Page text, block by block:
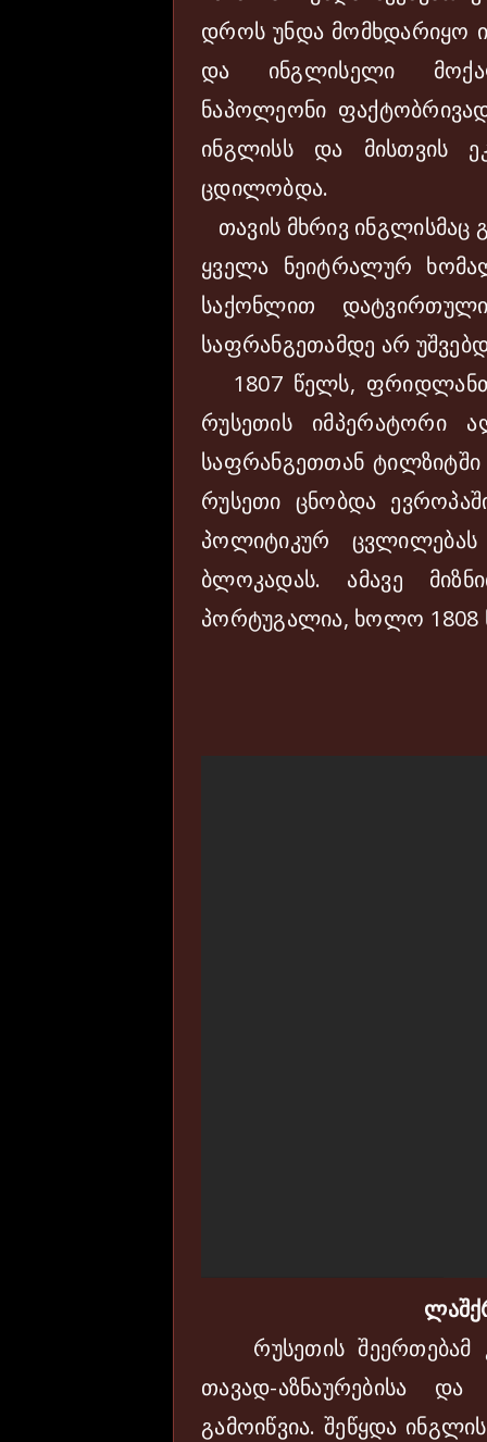
დროს უნდა მომხდარიყო
და ინგლისელი
ნაპოლეონი
ინგლისს და მისთვის
ცდილობდა.
თავის მხრივ
ყველა ნეიტრალურ
საქონლით
საფრანგეთამდე არ
1807 წელს,
რუსეთის იმპერატორი
საფრანგეთთან
რუსეთი ცნობდა
პოლიტიკურ
ბლოკადას. ამავე
პორტუგალია, ხოლო 1808
რუსეთის შეერთებამ
თავად-აზნაურებისა
გამოიწვია. შეწყდა